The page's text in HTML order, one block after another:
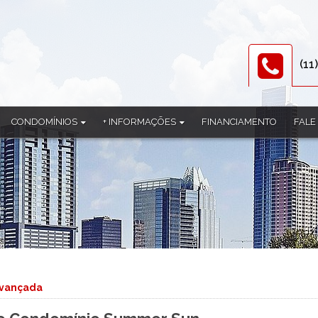
CONDOMÍNIOS
Alpes de Guararema
Aruã
Barcelona
Bella Citá
Belvedere
Bliss Itapeti
Condominio Edificio Gregorio
+ INFORMAÇÕES
Parceiros
FINANCIAMENTO